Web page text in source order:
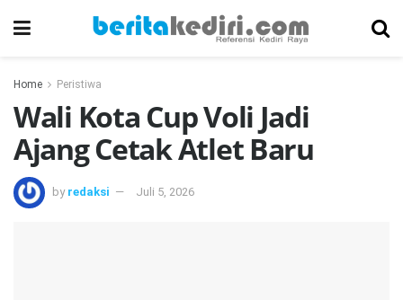
Home Peristiwa
Wali Kota Cup Voli Jadi
Ajang Cetak Atlet Baru
by redaksi Juli 5, 2026